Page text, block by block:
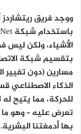
ووجد فريق
الأشياء، ولكن ليس
بتقسيم شبكة
مسارين (دون تغيير
الذكاء الاصطناعي
للحركة، مما يتيح
تعرض عليه – وهو ما
بها أدمغتنا البشرية.